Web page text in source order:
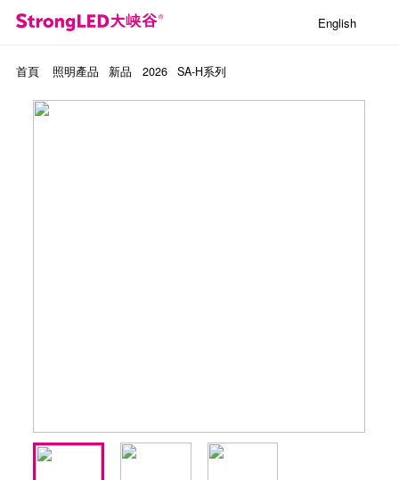
English
首頁 照明產品 新品 2026 SA-H系列